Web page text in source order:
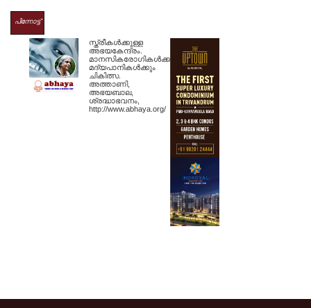
പിന്നോട്ട്
സ്ത്രീകള്‍ക്കുള്ള
അഭയകേന്ദ്രം.
മാനസികരോഗികള്‍ക്കും
മദ്യപാനികള്‍ക്കും
ചികിത്സ.
അത്താണി,
അഭയബാല,
ശ്രദ്ധാഭവനം,
http://www.abhaya.org/